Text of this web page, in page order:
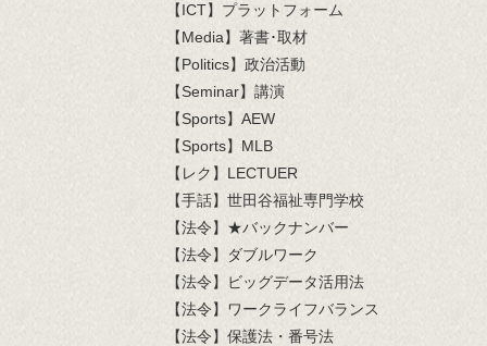
【ICT】プラットフォーム
【Media】著書･取材
【Politics】政治活動
【Seminar】講演
【Sports】AEW
【Sports】MLB
【レク】LECTUER
【手話】世田谷福祉専門学校
【法令】★バックナンバー
【法令】ダブルワーク
【法令】ビッグデータ活用法
【法令】ワークライフバランス
【法令】保護法・番号法